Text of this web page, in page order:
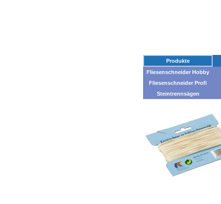
Produkte
Fliesenschneider Hobby
Fliesenschneider Profi
Steintrennsägen